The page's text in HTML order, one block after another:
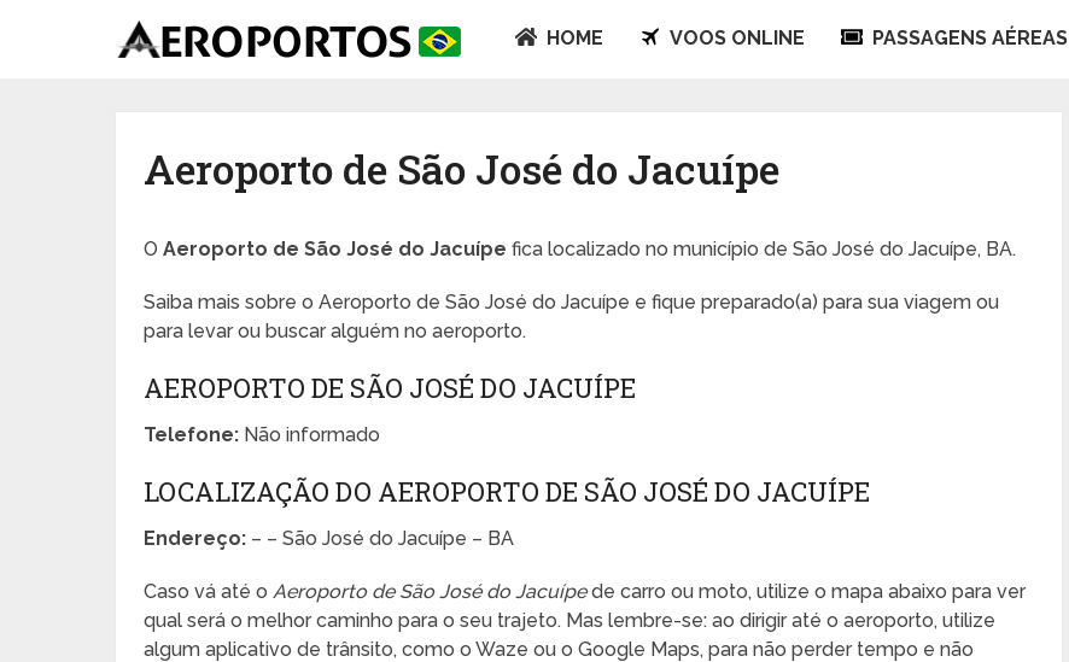
HOME VOOS ONLINE PASSAGENS AÉREAS
Aeroporto de São José do Jacuípe
OAeroporto de São José do Jacuípe fica localizado no município de São José do Jacuípe, BA.
Saiba mais sobre o Aeroporto de São José do Jacuípe e fique preparado(a) para sua viagem ou
para levar ou buscar alguém no aeroporto.
AEROPORTO DE SÃO JOSÉ DO JACUÍPE
Telefone: Não informado
LOCALIZAÇÃO DO AEROPORTO DE SÃO JOSÉ DO JACUÍPE
Endereço: – – São José do Jacuípe – BA
Caso vá até o Aeroporto de São José do Jacuípede carro ou moto, utilize o mapa abaixo para ver
qual será o melhor caminho para o seu trajeto. Mas lembre-se: ao dirigir até o aeroporto, utilize
algum aplicativo de trânsito, como o Waze ou o Google Maps, para não perder tempo e não